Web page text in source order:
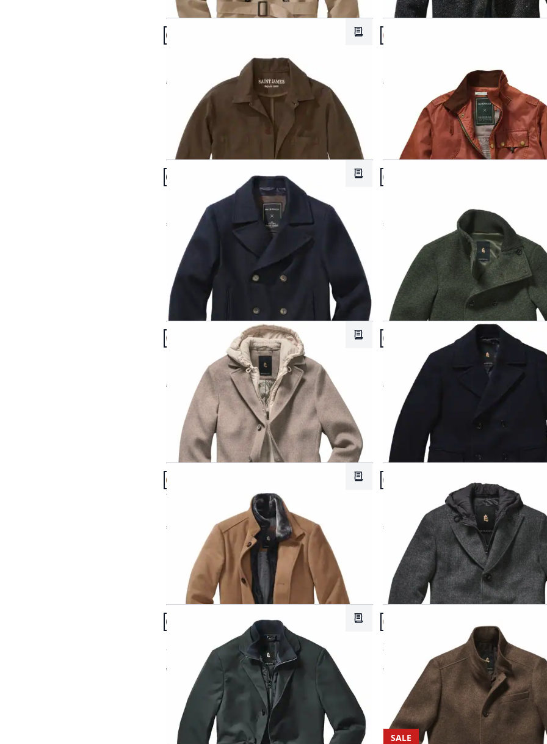
Artikel 7 von 24.
Passform Regular Fit.
Regular Fit
Fisherman-Jacket Sirocco II
€ 139,95
Merkzettel
Artikel 8 von 24.
Passform Regular Fit.
Regular Fit
€ 349,00
Artikel 10 von 24.
Passform Regular Fit.
Regular Fit
Collab-Caban Galion
€ 499,00
Merkzettel
Artikel 11 von 24.
Passform Regular Fit.
Regular Fit
€ 249,00
Artikel 13 von 24.
Passform Regular Fit.
Regular Fit
Cocooning-Mantel
€ 279,00
Merkzettel
Artikel 14 von 24.
Passform Regular Fit.
Regular Fit
Caban Longone
€ 349,00
Artikel 16 von 24.
Passform Slim Fit.
Slim Fit
Gentlemans Mantel
€ 299,00
Merkzettel
Artikel 17 von 24.
Passform Regular Fit.
Regular Fit
Chesterfield Plusminus-Mantel
€ 279,00
Artikel 19 von 24.
Passform Regular Fit.
Regular Fit
Streifzug-Mantel
€ 279,00
Merkzettel
Artikel 20 von 24.
Passform Regular Fit.
Regular Fit
Zweites-Leben-Mantel
€ 329,00
SALE